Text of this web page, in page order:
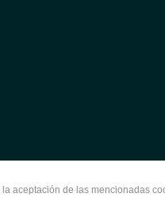
aceptación de las mencionadas